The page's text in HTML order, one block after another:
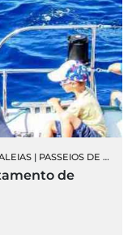
| PASSEIOS DE BARCO
de